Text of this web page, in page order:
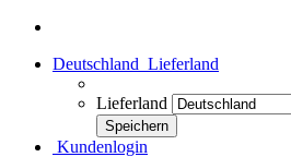
Deutschland Lieferland
Lieferland
Kundenlogin